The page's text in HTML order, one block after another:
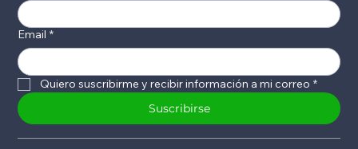
Email *
Quiero suscribirme y recibir información a mi correo *
Suscribirse